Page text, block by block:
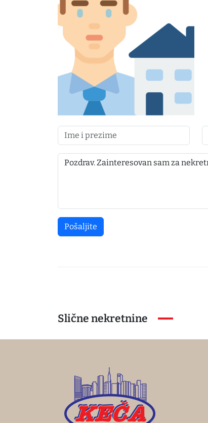
Pošaljite
Slične nekretnine